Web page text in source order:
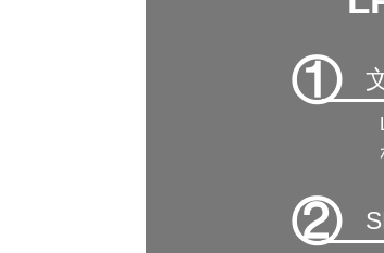
①
②